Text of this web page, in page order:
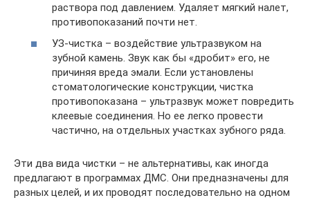
раствора под давлением. Удаляет мягкий налет,
противопоказаний почти нет.
УЗ-чистка – воздействие ультразвуком на
зубной камень. Звук как бы «дробит» его, не
причиняя вреда эмали. Если установлены
стоматологические конструкции, чистка
противопоказана – ультразвук может повредить
клеевые соединения. Но ее легко провести
частично, на отдельных участках зубного ряда.
Эти два вида чистки – не альтернативы, как иногда
предлагают в программах ДМС. Они предназначены для
разных целей, и их проводят последовательно на одном